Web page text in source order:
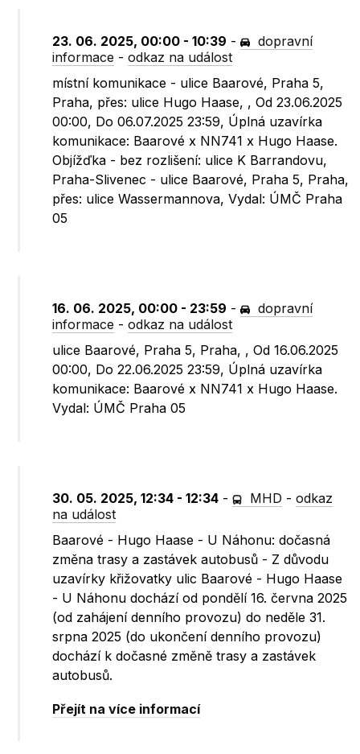
23. 06. 2025, 00:00 - 10:39 -
dopravní
informace -odkaz na událost
místní komunikace - ulice Baarové, Praha 5,
Praha, přes: ulice Hugo Haase, , Od 23.06.2025
00:00, Do 06.07.2025 23:59, Úplná uzavírka
komunikace: Baarové x NN741 x Hugo Haase.
Objížďka - bez rozlišení: ulice K Barrandovu,
Praha-Slivenec - ulice Baarové, Praha 5, Praha,
přes: ulice Wassermannova, Vydal: ÚMČ Praha
05
16. 06. 2025, 00:00 - 23:59 -
dopravní
informace -odkaz na událost
ulice Baarové, Praha 5, Praha, , Od 16.06.2025
00:00, Do 22.06.2025 23:59, Úplná uzavírka
komunikace: Baarové x NN741 x Hugo Haase.
Vydal: ÚMČ Praha 05
30. 05. 2025, 12:34 - 12:34 - MHD -odkaz
na událost
Baarové - Hugo Haase - U Náhonu: dočasná
změna trasy a zastávek autobusů - Z důvodu
uzavírky křižovatky ulic Baarové - Hugo Haase
- U Náhonu dochází od pondělí 16. června 2025
(od zahájení denního provozu) do neděle 31.
srpna 2025 (do ukončení denního provozu)
dochází k dočasné změně trasy a zastávek
autobusů.
Přejít na více informací